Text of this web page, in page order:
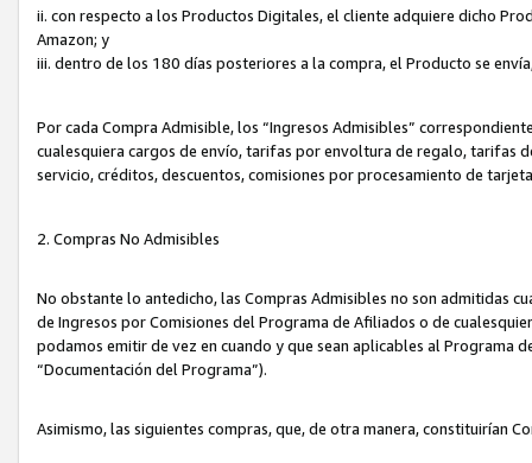
ii. con respecto a los Productos Digitales, el cliente adquiere dicho
Amazon; y
iii. dentro de los 180 días posteriores a la compra, el Producto se
Por cada Compra Admisible, los “Ingresos Admisibles”
cualesquiera cargos de envío, tarifas por envoltura de regalo, tarifas
servicio, créditos, descuentos, comisiones por procesamiento de
2. Compras No Admisibles
No obstante lo antedicho, las Compras Admisibles no son admitidas
de Ingresos por Comisiones del Programa de Afiliados o de
podamos emitir de vez en cuando y que sean aplicables al Programa
“Documentación del Programa”).
Asimismo, las siguientes compras, que, de otra manera, constituirían